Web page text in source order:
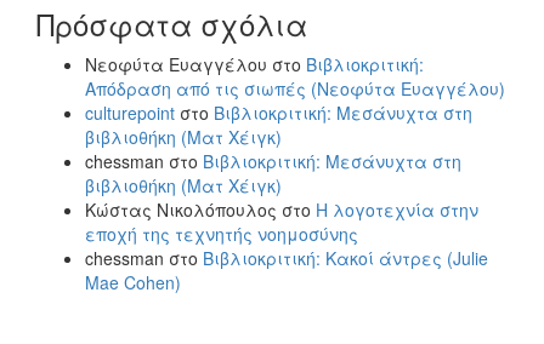
Πρόσφατα σχόλια
Νεοφύτα Ευαγγέλου στο Βιβλιοκριτική:
Απόδραση από τις σιωπές (Νεοφύτα Ευαγγέλου)
culturepoint στο Βιβλιοκριτική: Μεσάνυχτα στη
βιβλιοθήκη (Ματ Χέιγκ)
chessman στο Βιβλιοκριτική: Μεσάνυχτα στη
βιβλιοθήκη (Ματ Χέιγκ)
Κώστας Νικολόπουλος στο Η λογοτεχνία στην
εποχή της τεχνητής νοημοσύνης
chessman στο Βιβλιοκριτική: Κακοί άντρες (Julie
Mae Cohen)